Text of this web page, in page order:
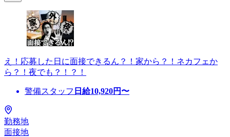
え！応募した日に面接できるん？！家から？！ネカフェか
ら？！夜でも？！？！
警備スタッフ 日給10,920円〜
勤務地
面接地